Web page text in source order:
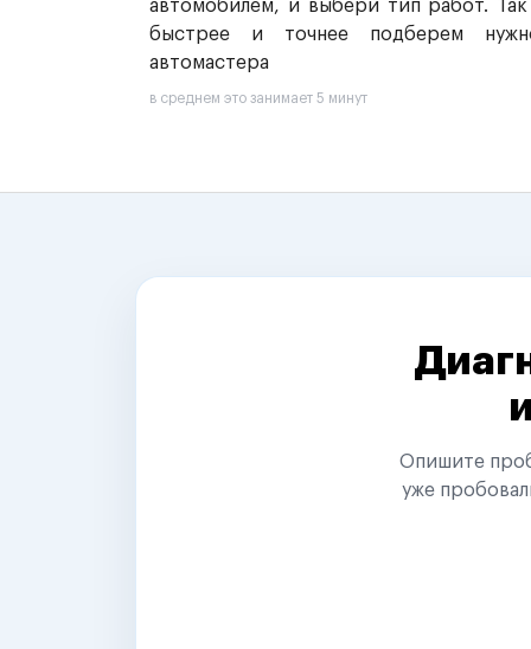
автомобилем, и выбери тип работ.
быстрее и точнее подберем
автомастера
в среднем это занимает 5 минут
Опишите
уже